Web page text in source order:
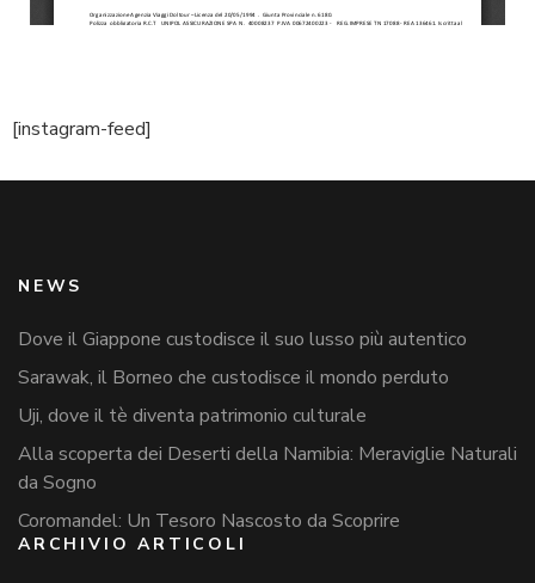
[instagram-feed]
NEWS
Dove il Giappone custodisce il suo lusso più autentico
Sarawak, il Borneo che custodisce il mondo perduto
Uji, dove il tè diventa patrimonio culturale
Alla scoperta dei Deserti della Namibia: Meraviglie Naturali
da Sogno
Coromandel: Un Tesoro Nascosto da Scoprire
ARCHIVIO ARTICOLI